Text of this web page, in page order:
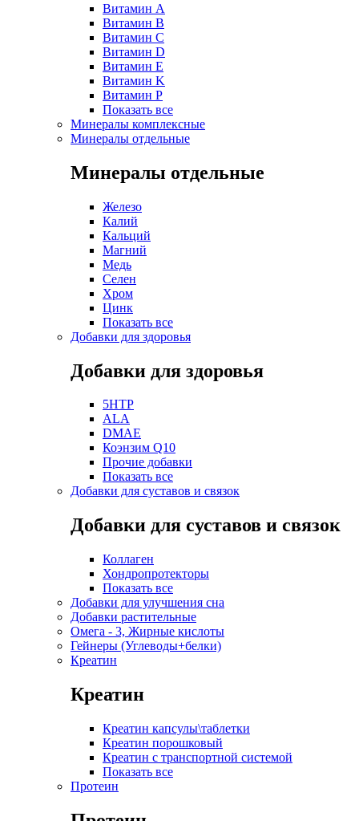
Витамин A
Витамин B
Витамин C
Витамин D
Витамин E
Витамин K
Витамин P
Показать все
Минералы комплексные
Минералы отдельные
Минералы отдельные
Железо
Калий
Кальций
Магний
Медь
Селен
Хром
Цинк
Показать все
Добавки для здоровья
Добавки для здоровья
5HTP
ALA
DMAE
Коэнзим Q10
Прочие добавки
Показать все
Добавки для суставов и связок
Добавки для суставов и связок
Коллаген
Хондропротекторы
Показать все
Добавки для улучшения сна
Добавки растительные
Омега - 3, Жирные кислоты
Гейнеры (Углеводы+белки)
Креатин
Креатин
Креатин капсулы\таблетки
Креатин порошковый
Креатин с транспортной системой
Показать все
Протеин